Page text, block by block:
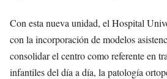
Con esta nueva unidad, el Hospital
con la incorporación de modelos
consolidar el centro como referente en
infantiles del día a día, la patología